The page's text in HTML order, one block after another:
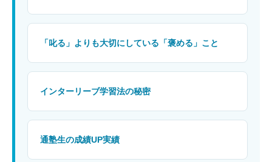
「叱る」よりも大切にしている「褒める」こと
インターリーブ学習法の秘密
通塾生の成績UP実績